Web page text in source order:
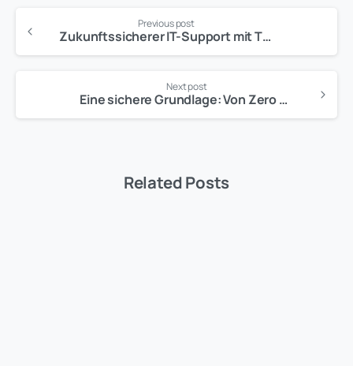
Previous post
Zukunftssicherer IT-Support mit T4M und SoftwareCentral
Next post
Eine sichere Grundlage: Von Zero Trust zu KI-gestützter Produktivität
Related Posts